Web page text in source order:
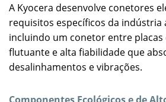
A Kyocera desenvolve conetores
requisitos específicos da indústria
incluindo um conetor entre
flutuante e alta fiabilidade que
desalinhamentos e vibrações.